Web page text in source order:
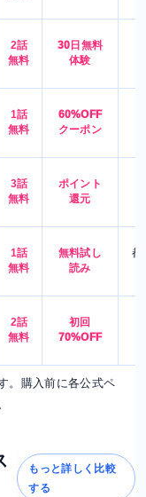
2話
無料
30日無料
体験
1話
無料
60%OFF
クーポン
3話
無料
ポイント
還元
1話
無料
無料試し
読み
都
2話
無料
初回
70%OFF
。購入前に各公式ペ
もっと詳しく比較
する